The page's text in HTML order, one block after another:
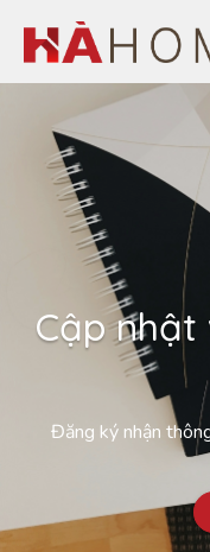
Cập nhật
Đăng ký nhận